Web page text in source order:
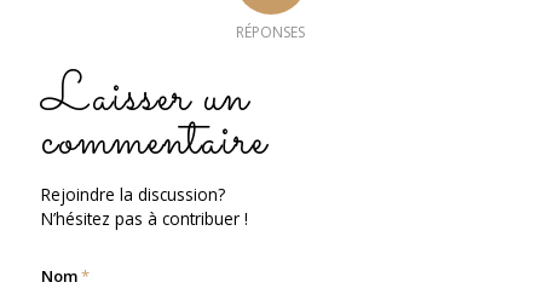
RÉPONSES
Laisser un
commentaire
Rejoindre la discussion?
N’hésitez pas à contribuer !
Nom*